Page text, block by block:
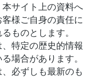
サイト上の資料へ
様ご自身の責任に
ものとします。
特定の歴史的情報
場合があります。
必ずしも最新のも